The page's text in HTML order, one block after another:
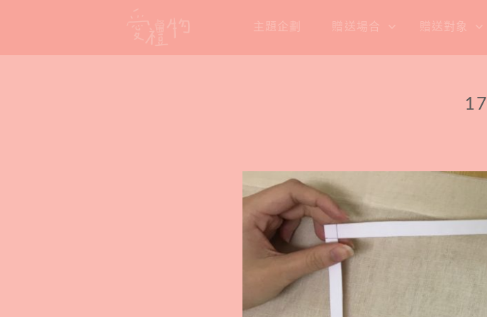
content
主題企劃 贈送場合 贈送對象
17